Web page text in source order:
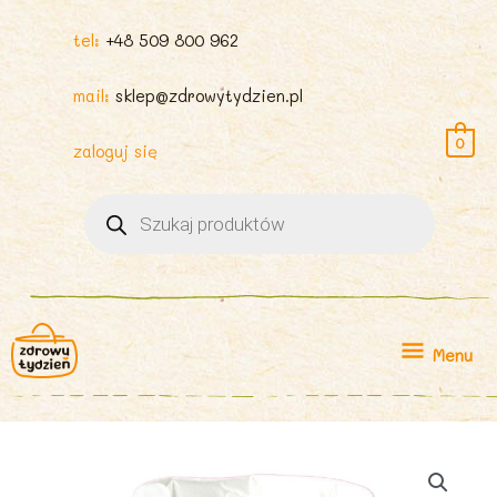
tel: +48 509 800 962
mail: sklep@zdrowytydzien.pl
zaloguj się
produktów
0
Menu
Menu